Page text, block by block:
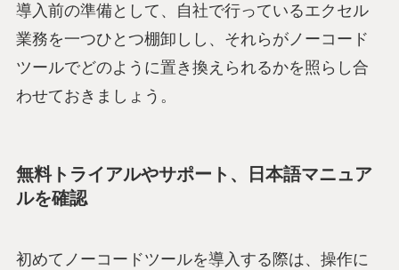
導入前の準備として、自社で行っているエクセル
業務を一つひとつ棚卸しし、それらがノーコード
ツールでどのように置き換えられるかを照らし合
わせておきましょう。
無料トライアルやサポート、日本語マニュア
ルを確認
初めてノーコードツールを導入する際は、操作に